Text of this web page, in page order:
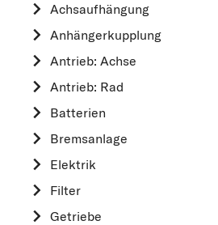
Achsaufhängung
Anhängerkupplung
Antrieb: Achse
Antrieb: Rad
Batterien
Bremsanlage
Elektrik
Filter
Getriebe